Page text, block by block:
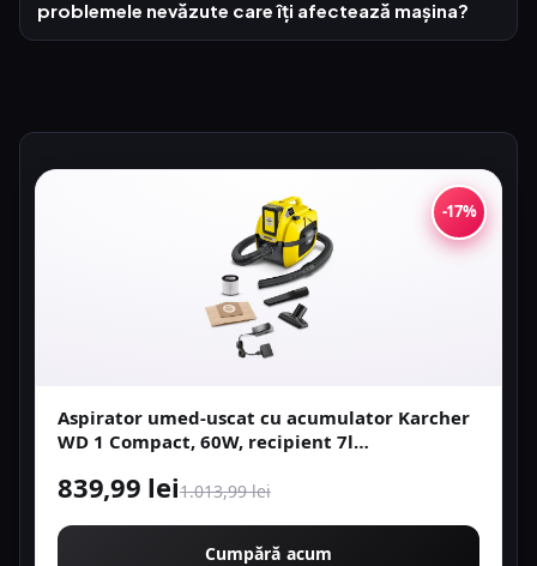
problemele nevăzute care îți afectează mașina?
-17%
Aspirator umed-uscat cu acumulator Karcher
WD 1 Compact, 60W, recipient 7l
839,99 lei1.013,99 lei
Cumpără acum